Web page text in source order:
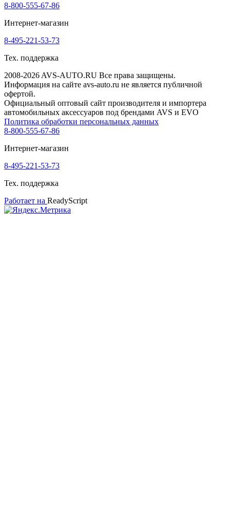
8-800-555-67-86
Интернет-магазин
8-495-221-53-73
Тех. поддержка
2008-2026 AVS-AUTO.RU Все права защищены.
Информация на сайте avs-auto.ru не является публичной
офертой.
Официальный оптовый сайт производителя и импортера
автомобильных аксессуаров под брендами AVS и EVO
Политика обработки персональных данных
8-800-555-67-86
Интернет-магазин
8-495-221-53-73
Тех. поддержка
Работает на ReadyScript